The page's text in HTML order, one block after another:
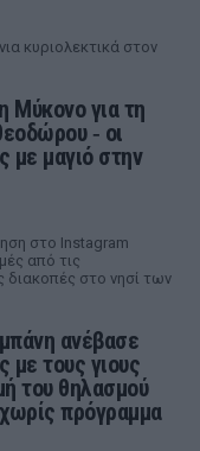
κυριολεκτικά στον
Μύκονο για τη
‑ οι
με μαγιό στην
στο Instagram
από τις
διακοπές στο νησί των
ανέβασε
με τους γιους
του θηλασμού
πρόγραμμα